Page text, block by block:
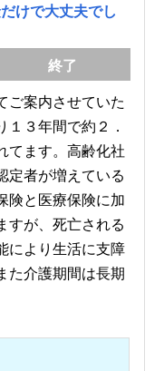
けで大丈夫でし
終了
ご案内させていた
３年間で約２．
てます。高齢化社
定者が増えている
険と医療保険に加
すが、死亡される
により生活に支障
た介護期間は長期